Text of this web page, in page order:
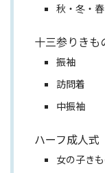
秋・冬・春
十三参りきも
振袖
訪問着
中振袖
ハーフ成人式
女の子き